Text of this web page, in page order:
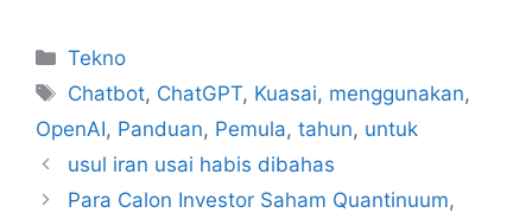
Kategori
Tekno
Tag
Chatbot, ChatGPT, Kuasai, menggunakan,
OpenAI, Panduan, Pemula, tahun, untuk
usul iran usai habis dibahas
Para Calon Investor Saham Quantinuum,